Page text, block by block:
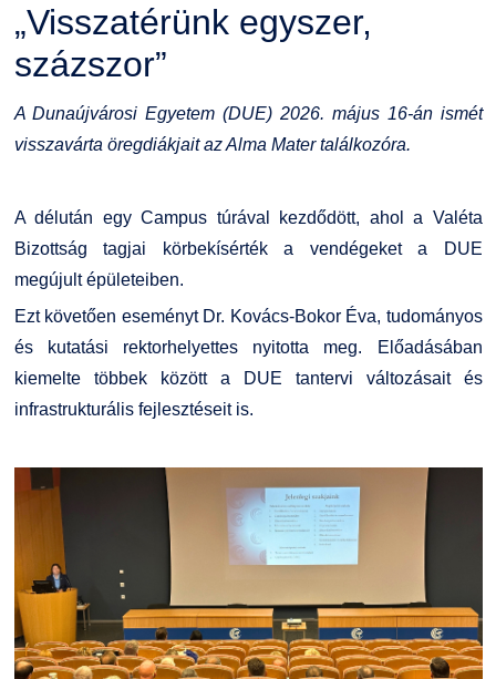
EHÖK
Ösztöndíjak
Szolgáltatások
Fordítási Szolgáltatások
DUE Hallgatói laptop használati segédlet
Kerpely Antal Szakkollégium KASZK
HASIT
Moodle
Kapcsolat
TDK/Tehetségnap
Képzési Életpályamodell
Atomerőművi Képzési Bázis
Telefonkönyv
Intézményi és Tanulmányi Tájékoztató
„Visszatérünk egyszer,
százszor”
A Dunaújvárosi Egyetem (DUE) 2026. május 16-án ismét
visszavárta öregdiákjait az Alma Mater találkozóra.
A délután egy Campus túrával kezdődött, ahol a Valéta
Bizottság tagjai körbekísérték a vendégeket a DUE
megújult épületeiben.
Ezt követően eseményt Dr. Kovács-Bokor Éva, tudományos
és kutatási rektorhelyettes nyitotta meg. Előadásában
kiemelte többek között a DUE tantervi változásait és
infrastrukturális fejlesztéseit is.